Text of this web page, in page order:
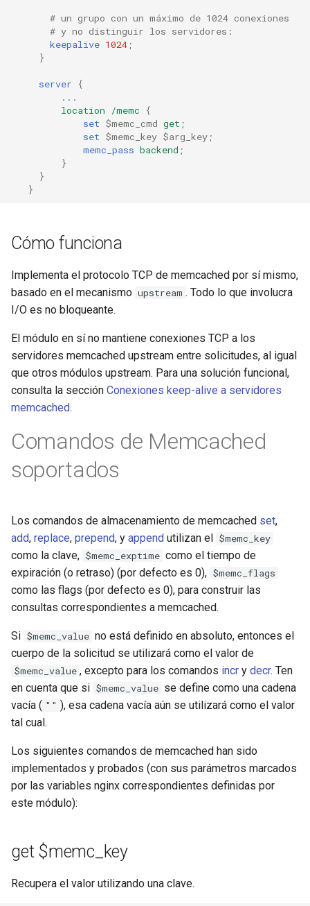
rabbitmqstomp
radixtree
redis-connector
redis-ratelimit
redis-util
reqargs
riak
router
scrypt
shell
signal
snappy
sniproxy
socket
string
t1k
# un grupo con un máximo de 1024 conexiones
# y no distinguir los servidores:
keepalive 1024 ;
}
server
{
...
location
/memc
{
set $memc_cmd get ;
set $memc_key $arg_key ;
memc_pass backend ;
}
}
}
Cómo funciona
Implementa el protocolo TCP de memcached por sí mismo,
basado en el mecanismo upstream . Todo lo que involucra
I/O es no bloqueante.
El módulo en sí no mantiene conexiones TCP a los
servidores memcached upstream entre solicitudes, al igual
que otros módulos upstream. Para una solución funcional,
consulta la sección Conexiones keep-alive a servidores
memcached.
Comandos de Memcached
soportados
Los comandos de almacenamiento de memcached set,
add, replace, prepend, y append utilizan el $memc_key
como la clave, $memc_exptime como el tiempo de
expiración (o retraso) (por defecto es 0), $memc_flags
como las flags (por defecto es 0), para construir las
consultas correspondientes a memcached.
Si $memc_value no está definido en absoluto, entonces el
cuerpo de la solicitud se utilizará como el valor de
$memc_value , excepto para los comandos incr y decr. Ten
en cuenta que si $memc_value se define como una cadena
vacía ( "" ), esa cadena vacía aún se utilizará como el valor
tal cual.
Los siguientes comandos de memcached han sido
implementados y probados (con sus parámetros marcados
por las variables nginx correspondientes definidas por
este módulo):
get $memc_key
Recupera el valor utilizando una clave.